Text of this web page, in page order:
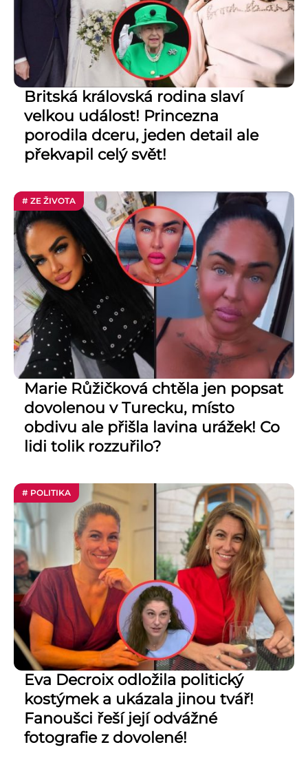
Britská královská rodina slaví
velkou událost! Princezna
porodila dceru, jeden detail ale
překvapil celý svět!
# ZE ŽIVOTA
Marie Růžičková chtěla jen popsat
dovolenou v Turecku, místo
obdivu ale přišla lavina urážek! Co
lidi tolik rozzuřilo?
# POLITIKA
Eva Decroix odložila politický
kostýmek a ukázala jinou tvář!
Fanoušci řeší její odvážné
fotografie z dovolené!